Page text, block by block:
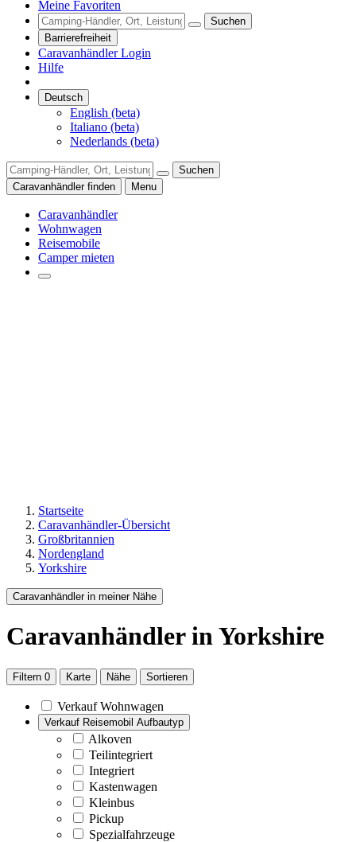
Meine Favoriten
Suchen
Barrierefreiheit
Caravanhändler Login
Hilfe
Deutsch
English (beta)
Italiano (beta)
Nederlands (beta)
Suchen
Caravanhändler finden
Menu
Caravanhändler
Wohnwagen
Reisemobile
Camper mieten
Startseite
Caravanhändler-Übersicht
Großbritannien
Nordengland
Yorkshire
Caravanhändler in meiner Nähe
Caravanhändler in Yorkshire
Filtern 0 Karte Nähe Sortieren
Verkauf Wohnwagen
Verkauf Reisemobil Aufbautyp
Alkoven
Teilintegriert
Integriert
Kastenwagen
Kleinbus
Pickup
Spezialfahrzeuge